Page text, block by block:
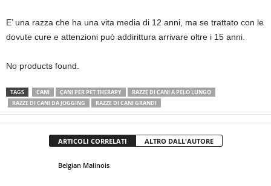
E’ una razza che ha una vita media di 12 anni, ma se trattato con le
dovute cure e attenzioni può addirittura arrivare oltre i 15 anni.
No products found.
TAGS CANI CANI PER PET THERAPY
RAZZE DI CANI A PELO LUNGO
RAZZE DI CANI DA JOGGING
RAZZE DI CANI GRANDI
ARTICOLI CORRELATI ALTRO DALL'AUTORE
Belgian Malinois